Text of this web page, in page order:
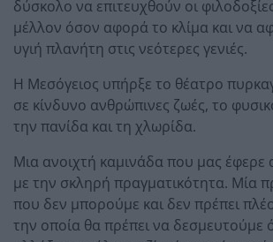
δύσκολο να επιτευχθούν οι
μέλλον όσον αφορά το κλίμα και να
υγιή πλανήτη στις νεότερες γενιές.
Η Μεσόγειος υπήρξε το θέατρο
σε κίνδυνο ανθρώπινες ζωές, το
την πανίδα και τη χλωρίδα.
Μια ανοιχτή καμινάδα που μας έφερε
με την σκληρή πραγματικότητα. Μία
που δεν μπορούμε και δεν πρέπει
την οποία θα πρέπει να δεσμευτούμε